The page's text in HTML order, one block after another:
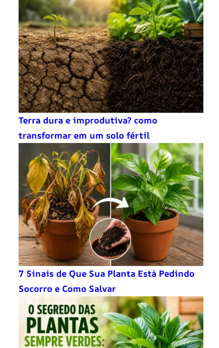
Terra dura e improdutiva? como
transformar em um solo fértil
7 Sinais de Que Sua Planta Está Pedindo
Socorro e Como Salvar